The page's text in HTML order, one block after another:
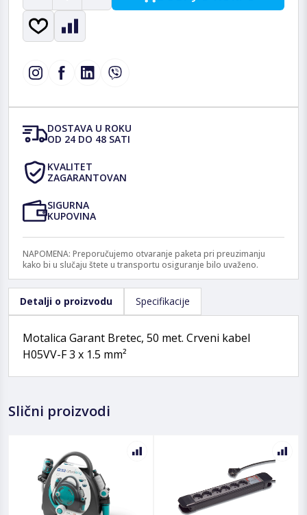
DOSTAVA U ROKU
OD 24 DO 48 SATI
KVALITET
ZAGARANTOVAN
SIGURNA
KUPOVINA
NAPOMENA: Preporučujemo otvaranje paketa pri preuzimanju
kako bi u slučaju štete u transportu osiguranje bilo uvaženo.
Detalji o proizvodu Specifikacije
Motalica Garant Bretec, 50 met. Crveni kabel
H05VV-F 3 x 1.5 mm²
Slični proizvodi